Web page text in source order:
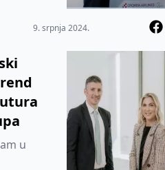
9. srpnja 2024.
u